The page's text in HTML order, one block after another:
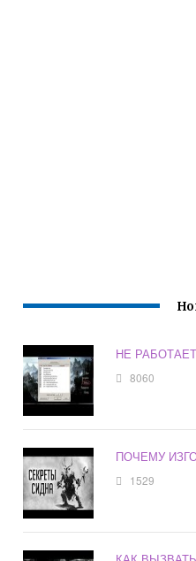
НЕ
8060
ПОЧЕМУ
1529